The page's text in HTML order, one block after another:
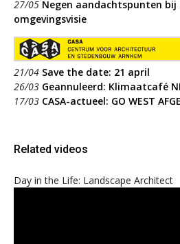
27/05 Negen aandachtspunten
omgevingsvisie
21/04 Save the date: 21 april
26/03 Geannuleerd: Klimaatcafé
17/03 CASA-actueel: GO WEST
Related videos
Day in the Life: Landscape Architect